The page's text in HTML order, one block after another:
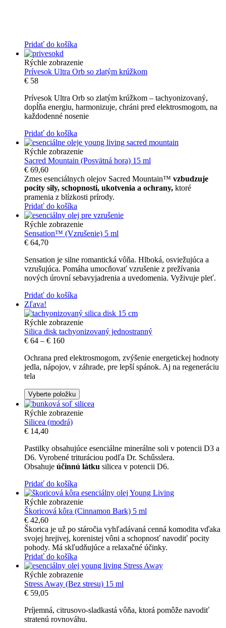
Pridať do košíka
Rýchle zobrazenie
Prívesok Ultra Orb so zlatým krúžkom
€ 58
Prívesok Ultra Orb so zlatým krúžkom – tachyonizovaný,
dopĺňa energiu, harmonizuje, chráni pred elektrosmogom, na
každodenné nosenie
Pridať do košíka
Rýchle zobrazenie
Sacred Mountain (Posvätná hora) 15 ml
€ 69,60
Zmes esenciálnych olejov Sacred Mountain™ vzbudzuje
pocity sily, schopnosti, ukotvenia a ochrany, ktoré
pramenia z blízkosti prírody.
Pridať do košíka
Rýchle zobrazenie
Sensation™ (Vzrušenie) 5 ml
€ 64,70
Sensation je silne romantická vôňa. Hlboká, osviežujúca a
vzrušujúca. Pomáha umocňovať vzrušenie z prežívania
nových úrovní sebavyjadrenia a uvedomenia. Vyživuje pleť.
Pridať do košíka
Zľava!
Rýchle zobrazenie
Silica disk tachyonizovaný jednostranný
€ 64 – € 160
Ochrana pred elektrosmogom, zvýšenie energetickej hodnoty
jedla, nápojov, v záhrade, pre lepší spánok. Aj na regeneráciu
tela
Vyberte položku
Rýchle zobrazenie
Silicea (modrá)
€ 14,40
Pastilky obsahujúce esenciálne minerálne soli v potencii D3 a
D6. Vyrobené trituráciou podľa Dr. Schűsslera.
Obsahuje účinnú látku silicea v potencii D6.
Pridať do košíka
Rýchle zobrazenie
Škoricová kôra (Cinnamon Bark) 5 ml
€ 42,60
Škorica je už po stáročia vyhľadávaná cenná komodita vďaka
svojej hrejivej, korenistej vôni a schopnosť navodiť pocity
pohody. Má skľudňujúce a relaxačné účinky.
Pridať do košíka
Rýchle zobrazenie
Stress Away (Bez stresu) 15 ml
€ 59,05
Príjemná, citrusovo-sladkastá vôňa, ktorá pomôže navodiť
stratenú rovnováhu.